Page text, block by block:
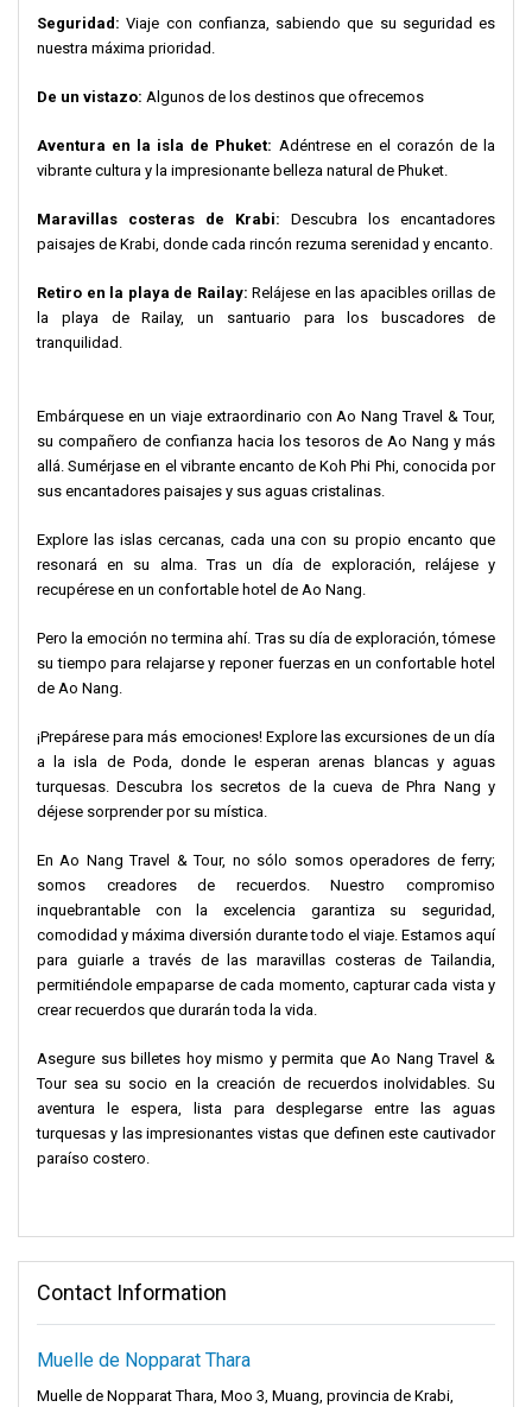
Seguridad: Viaje con confianza, sabiendo que su seguridad es
nuestra máxima prioridad.
De un vistazo: Algunos de los destinos que ofrecemos
Aventura en la isla de Phuket: Adéntrese en el corazón de la
vibrante cultura y la impresionante belleza natural de Phuket.
Maravillas costeras de Krabi: Descubra los encantadores
paisajes de Krabi, donde cada rincón rezuma serenidad y encanto.
Retiro en la playa de Railay: Relájese en las apacibles orillas de
la playa de Railay, un santuario para los buscadores de
tranquilidad.
Embárquese en un viaje extraordinario con Ao Nang Travel & Tour,
su compañero de confianza hacia los tesoros de Ao Nang y más
allá. Sumérjase en el vibrante encanto de Koh Phi Phi, conocida por
sus encantadores paisajes y sus aguas cristalinas.
Explore las islas cercanas, cada una con su propio encanto que
resonará en su alma. Tras un día de exploración, relájese y
recupérese en un confortable hotel de Ao Nang.
Pero la emoción no termina ahí. Tras su día de exploración, tómese
su tiempo para relajarse y reponer fuerzas en un confortable hotel
de Ao Nang.
¡Prepárese para más emociones! Explore las excursiones de un día
a la isla de Poda, donde le esperan arenas blancas y aguas
turquesas. Descubra los secretos de la cueva de Phra Nang y
déjese sorprender por su mística.
En Ao Nang Travel & Tour, no sólo somos operadores de ferry;
somos creadores de recuerdos. Nuestro compromiso
inquebrantable con la excelencia garantiza su seguridad,
comodidad y máxima diversión durante todo el viaje. Estamos aquí
para guiarle a través de las maravillas costeras de Tailandia,
permitiéndole empaparse de cada momento, capturar cada vista y
crear recuerdos que durarán toda la vida.
Asegure sus billetes hoy mismo y permita que Ao Nang Travel &
Tour sea su socio en la creación de recuerdos inolvidables. Su
aventura le espera, lista para desplegarse entre las aguas
turquesas y las impresionantes vistas que definen este cautivador
paraíso costero.
Contact Information
Muelle de Nopparat Thara
Muelle de Nopparat Thara, Moo 3, Muang, provincia de Krabi,